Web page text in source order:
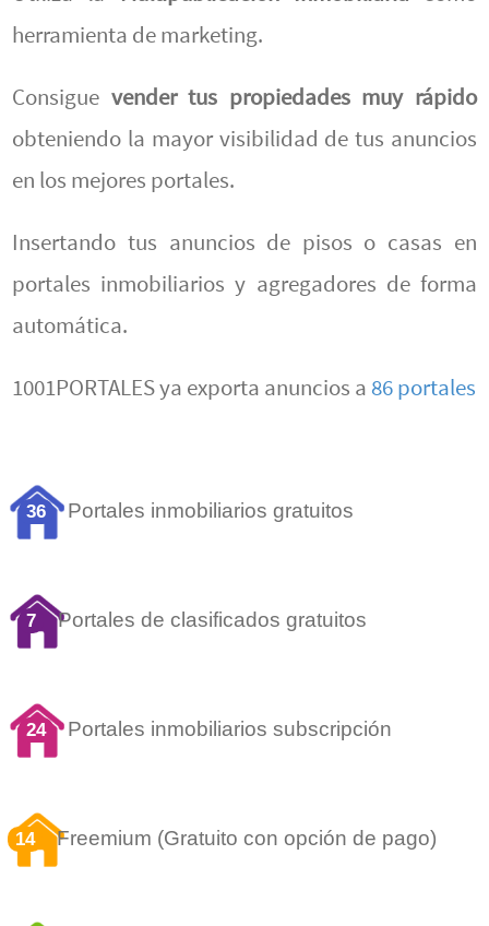
herramienta de marketing.
Consigue vender tus propiedades muy rápido
obteniendo la mayor visibilidad de tus anuncios
en los mejores portales.
Insertando tus anuncios de pisos o casas en
portales inmobiliarios y agregadores de forma
automática.
1001PORTALES ya exporta anuncios a 86 portales
36 Portales inmobiliarios gratuitos
7 Portales de clasificados gratuitos
24 Portales inmobiliarios subscripción
14 Freemium (Gratuito con opción de pago)